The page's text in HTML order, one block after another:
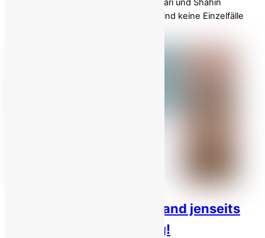
Demonstranten, Mohammad-Amin Biglari und Shahin
Vahedparast, hingerichtet . Ihre Tode sind keine Einzelfälle
Leitartikel: Irans Widerstand jenseits
von Repression und Krieg!